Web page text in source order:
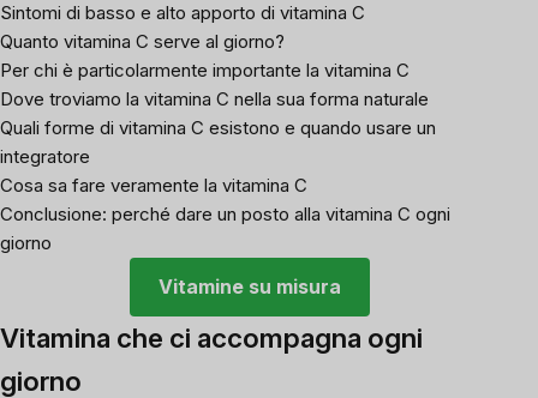
Sintomi di basso e alto apporto di vitamina C
Quanto vitamina C serve al giorno?
Per chi è particolarmente importante la vitamina C
Dove troviamo la vitamina C nella sua forma naturale
Quali forme di vitamina C esistono e quando usare un
integratore
Cosa sa fare veramente la vitamina C
Conclusione: perché dare un posto alla vitamina C ogni
giorno
Vitamine su misura
Vitamina che ci accompagna ogni
giorno